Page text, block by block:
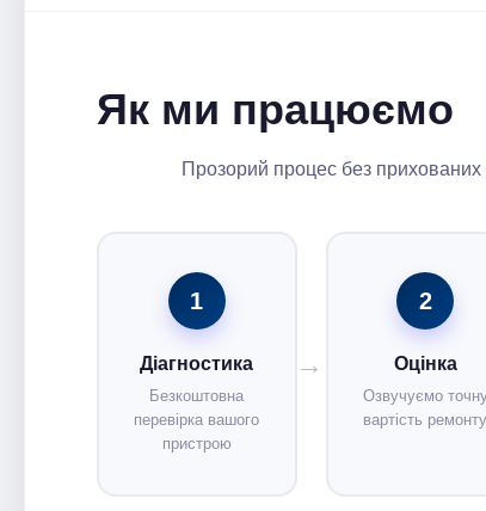
Як ми працюємо
Прозорий процес без прихованих
1
Діагностика
Безкоштовна
перевірка вашого
пристрою
2
Оцінка
Озвучуємо
вартість ремонту